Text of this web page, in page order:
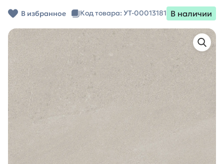
В избранное Код товара: УТ-00013181 В наличии